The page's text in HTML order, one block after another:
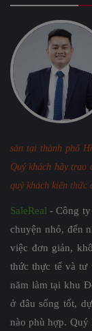
sản tại thành phố
Quý khách hãy
quý khách kiến thức
SaleReal - Công
chuyện nhỏ, đến
việc đơn giản,
thức thực tế và tư
năm làm tại khu
ở đâu sống tốt,
nào phù hợp. Quý